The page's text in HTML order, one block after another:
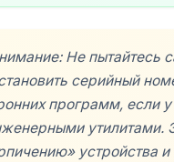
Не пытайтесь
серийный
программ, если
утилитами.
устройства